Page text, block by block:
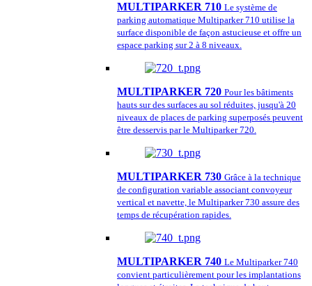
MULTIPARKER 710 Le système de
parking automatique Multiparker 710 utilise la
surface disponible de façon astucieuse et offre un
espace parking sur 2 à 8 niveaux.
MULTIPARKER 720 Pour les bâtiments
hauts sur des surfaces au sol réduites, jusqu'à 20
niveaux de places de parking superposés peuvent
être desservis par le Multiparker 720.
MULTIPARKER 730 Grâce à la technique
de configuration variable associant convoyeur
vertical et navette, le Multiparker 730 assure des
temps de récupération rapides.
MULTIPARKER 740 Le Multiparker 740
convient particulièrement pour les implantations